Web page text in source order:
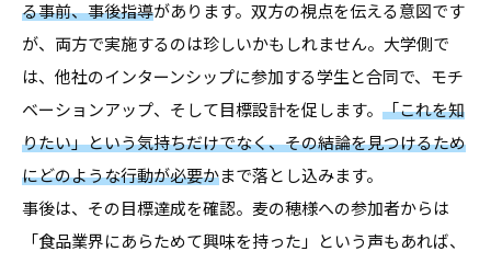
る事前、事後指導があります。双方の視点を伝える意図です
が、両方で実施するのは珍しいかもしれません。大学側で
は、他社のインターンシップに参加する学生と合同で、モチ
ベーションアップ、そして目標設計を促します。 「これを知
りたい」という気持ちだけでなく、その結論を見つけるため
にどのような行動が必要かまで落とし込みます。
事後は、その目標達成を確認。麦の穂様への参加者からは
「食品業界にあらためて興味を持った」という声もあれば、